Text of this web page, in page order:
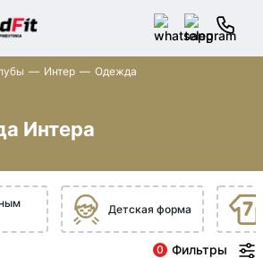
Интер Одежда
Интера
Детская форма
0 Фильтры